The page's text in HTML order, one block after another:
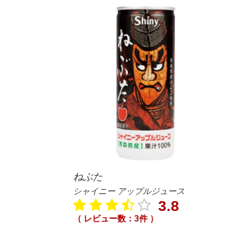
ねぶた
シャイニー アップルジュース
3.8
（ レビュー数：3件 ）